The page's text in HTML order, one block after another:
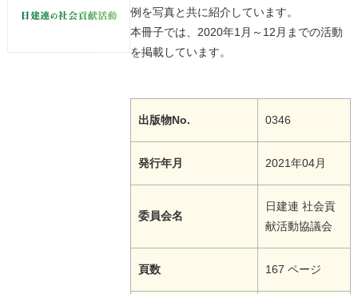
例を写真と共に紹介しています。
本冊子では、2020年1月～12月までの活動
を掲載しています。
出版物No. 0346
発行年月 2021年04月
委員会名
日建連 社会貢
献活動協議会
頁数 167 ページ